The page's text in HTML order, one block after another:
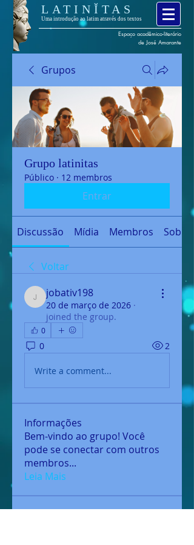
LATINĬTAS
Uma introdução ao latim através dos textos
Espaço acadêmico-literário
de José Amarante
Grupos
Grupo latinitas
Público · 12 membros
Entrar
Discussão Mídia Membros Sobre
Voltar
jobativ198
jobativ198
20 de março de 2026 ·
joined the group.
0
0 2
Write a comment...
Informações
Bem-vindo ao grupo! Você
pode se conectar com outros
membros...
Leia Mais